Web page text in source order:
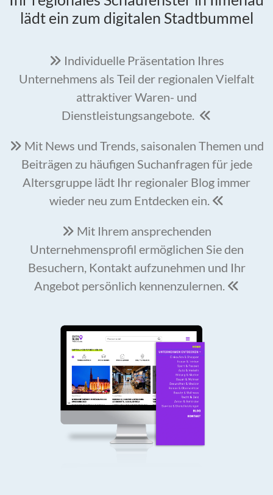
lädt ein zum digitalen Stadtbummel
 Individuelle Präsentation Ihres
Unternehmens als Teil der regionalen Vielfalt
attraktiver Waren- und
Dienstleistungsangebote. 
 Mit News und Trends, saisonalen Themen und
Beiträgen zu häufigen Suchanfragen für jede
Altersgruppe lädt Ihr regionaler Blog immer
wieder neu zum Entdecken ein. 
 Mit Ihrem ansprechenden
Unternehmensprofil ermöglichen Sie den
Besuchern, Kontakt aufzunehmen und Ihr
Angebot persönlich kennenzulernen. 